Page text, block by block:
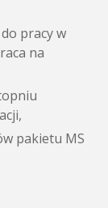
pracy w
na
pakietu MS